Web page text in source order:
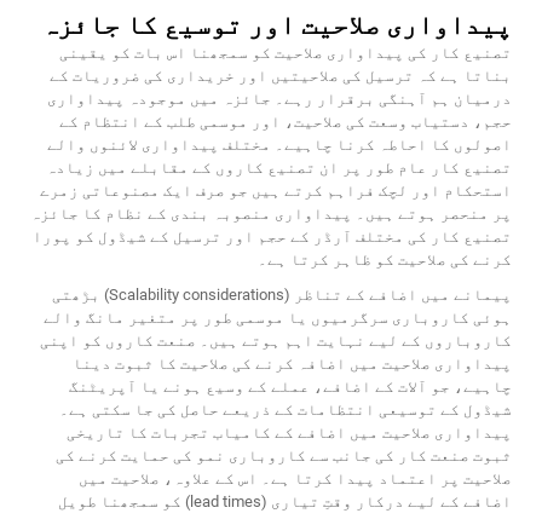
پیداواری صلاحیت اور توسیع کا جائزہ
تصنیع کار کی پیداواری صلاحیت کو سمجھنا اس بات کو یقینی
بناتا ہے کہ ترسیل کی صلاحیتیں اور خریداری کی ضروریات کے
درمیان ہم آہنگی برقرار رہے۔ جائزہ میں موجودہ پیداواری
حجم، دستیاب وسعت کی صلاحیت، اور موسمی طلب کے انتظام کے
اصولوں کا احاطہ کرنا چاہیے۔ مختلف پیداواری لائنوں والے
تصنیع کار عام طور پر ان تصنیع کاروں کے مقابلے میں زیادہ
استحکام اور لچک فراہم کرتے ہیں جو صرف ایک مصنوعاتی زمرے
پر منحصر ہوتے ہیں۔ پیداواری منصوبہ بندی کے نظام کا جائزہ
تصنیع کار کی مختلف آرڈر کے حجم اور ترسیل کے شیڈول کو پورا
کرنے کی صلاحیت کو ظاہر کرتا ہے۔
پیمانے میں اضافے کے تناظر (Scalability considerations) بڑھتی
ہوئی کاروباری سرگرمیوں یا موسمی طور پر متغیر مانگ والے
کاروباروں کے لیے نہایت اہم ہوتے ہیں۔ صنعت کاروں کو اپنی
پیداواری صلاحیت میں اضافہ کرنے کی صلاحیت کا ثبوت دینا
چاہیے، جو آلات کے اضافے، عملے کے وسیع ہونے یا آپریٹنگ
شیڈول کے توسیعی انتظامات کے ذریعے حاصل کی جا سکتی ہے۔
پیداواری صلاحیت میں اضافے کے کامیاب تجربات کا تاریخی
ثبوت صنعت کار کی جانب سے کاروباری نمو کی حمایت کرنے کی
صلاحیت پر اعتماد پیدا کرتا ہے۔ اس کے علاوہ، صلاحیت میں
اضافے کے لیے درکار وقتِ تیاری (lead times) کو سمجھنا طویل